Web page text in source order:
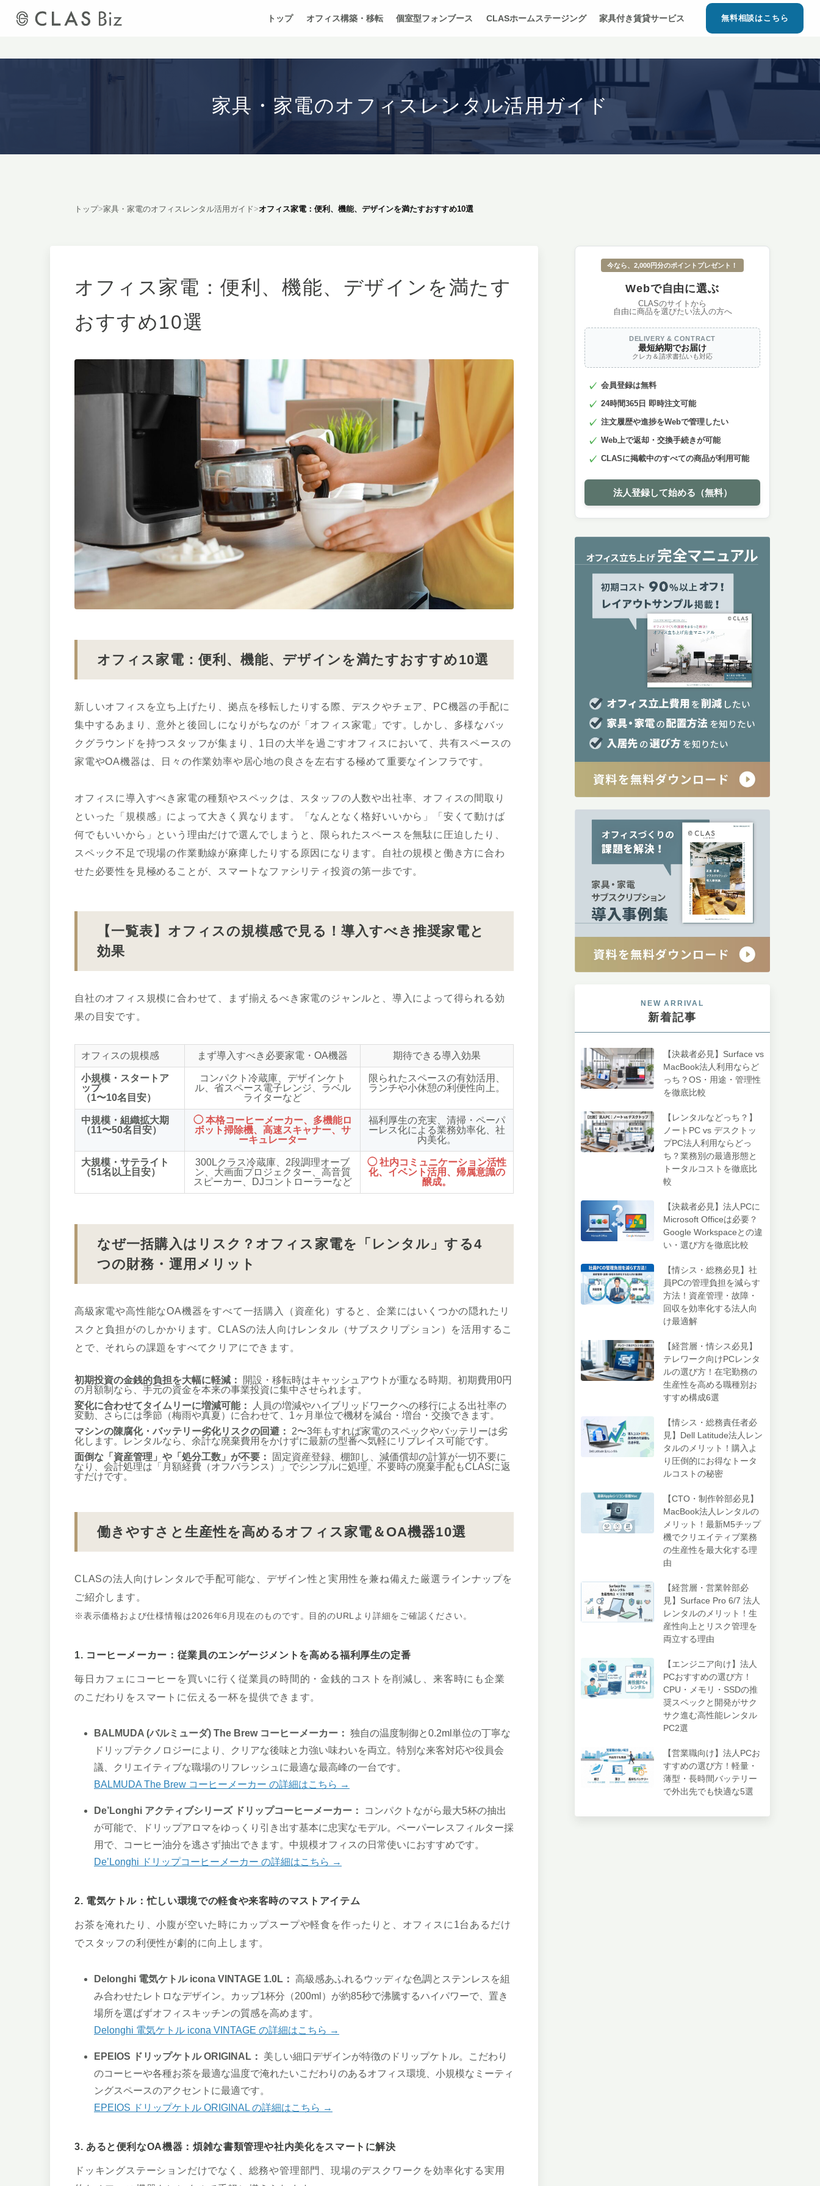
トップ オフィス構築・移転 個室型フォンブース CLASホームステージング 家具付き賃貸サービス 無料相談はこちら
家具・家電のオフィスレンタル活用ガイド
トップ>家具・家電のオフィスレンタル活用ガイド>オフィス家電：便利、機能、デザインを満たすおすすめ10選
オフィス家電：便利、機能、デザインを満たす
おすすめ10選
オフィス家電：便利、機能、デザインを満たすおすすめ10選
新しいオフィスを立ち上げたり、拠点を移転したりする際、デスクやチェア、PC機器の手配に
集中するあまり、意外と後回しになりがちなのが「オフィス家電」です。しかし、多様なバッ
クグラウンドを持つスタッフが集まり、1日の大半を過ごすオフィスにおいて、共有スペースの
家電やOA機器は、日々の作業効率や居心地の良さを左右する極めて重要なインフラです。
オフィスに導入すべき家電の種類やスペックは、スタッフの人数や出社率、オフィスの間取り
といった「規模感」によって大きく異なります。「なんとなく格好いいから」「安くて動けば
何でもいいから」という理由だけで選んでしまうと、限られたスペースを無駄に圧迫したり、
スペック不足で現場の作業動線が麻痺したりする原因になります。自社の規模と働き方に合わ
せた必要性を見極めることが、スマートなファシリティ投資の第一歩です。
【一覧表】オフィスの規模感で見る！導入すべき推奨家電と
効果
自社のオフィス規模に合わせて、まず揃えるべき家電のジャンルと、導入によって得られる効
果の目安です。
オフィスの規模感 まず導入すべき必要家電・OA機器 期待できる導入効果
小規模・スタートア
ップ
（1〜10名目安）
コンパクト冷蔵庫、デザインケト
ル、省スペース電子レンジ、ラベル
ライターなど
限られたスペースの有効活用、
ランチや小休憩の利便性向上。
中規模・組織拡大期
（11〜50名目安）
◯本格コーヒーメーカー、多機能ロ
ボット掃除機、高速スキャナー、サ
ーキュレーター
福利厚生の充実、清掃・ペーパ
ーレス化による業務効率化、社
内美化。
大規模・サテライト
（51名以上目安）
300Lクラス冷蔵庫、2段調理オーブ
ン、大画面プロジェクター、高音質
スピーカー、DJコントローラーなど
◯社内コミュニケーション活性
化、イベント活用、帰属意識の
醸成。
なぜ一括購入はリスク？オフィス家電を「レンタル」する4
つの財務・運用メリット
高級家電や高性能なOA機器をすべて一括購入（資産化）すると、企業にはいくつかの隠れたリ
スクと負担がのしかかります。CLASの法人向けレンタル（サブスクリプション）を活用するこ
とで、それらの課題をすべてクリアにできます。
初期投資の金銭的負担を大幅に軽減：
開設・移転時はキャッシュアウトが重なる時期。初期費用0円
の月額制なら、手元の資金を本来の事業投資に集中させられます。
変化に合わせてタイムリーに増減可能：
人員の増減やハイブリッドワークへの移行による出社率の
変動、さらには季節（梅雨や真夏）に合わせて、1ヶ月単位で機材を減台・増台・交換できます。
マシンの陳腐化・バッテリー劣化リスクの回避：
2〜3年もすれば家電のスペックやバッテリーは劣
化します。レンタルなら、余計な廃棄費用をかけずに最新の型番へ気軽にリプレイス可能です。
面倒な「資産管理」や「処分工数」が不要：
固定資産登録、棚卸し、減価償却の計算が一切不要に
なり、会計処理は「月額経費（オフバランス）」でシンプルに処理。不要時の廃棄手配もCLASに返
すだけです。
働きやすさと生産性を高めるオフィス家電＆OA機器10選
CLASの法人向けレンタルで手配可能な、デザイン性と実用性を兼ね備えた厳選ラインナップを
ご紹介します。
※表示価格および仕様情報は2026年6月現在のものです。目的のURLより詳細をご確認ください。
1. コーヒーメーカー：従業員のエンゲージメントを高める福利厚生の定番
毎日カフェにコーヒーを買いに行く従業員の時間的・金銭的コストを削減し、来客時にも企業
のこだわりをスマートに伝える一杯を提供できます。
BALMUDA (バルミューダ) The Brew コーヒーメーカー： 独自の温度制御と0.2ml単位の丁寧な
ドリップテクノロジーにより、クリアな後味と力強い味わいを両立。特別な来客対応や役員会
議、クリエイティブな職場のリフレッシュに最適な最高峰の一台です。
BALMUDA The Brew コーヒーメーカー の詳細はこちら →
De’Longhi アクティブシリーズ ドリップコーヒーメーカー：
コンパクトながら最大5杯の抽出
が可能で、ドリップアロマをゆっくり引き出す基本に忠実なモデル。ペーパーレスフィルター採
用で、コーヒー油分を逃さず抽出できます。中規模オフィスの日常使いにおすすめです。
De’Longhi ドリップコーヒーメーカー の詳細はこちら →
2. 電気ケトル：忙しい環境での軽食や来客時のマストアイテム
お茶を淹れたり、小腹が空いた時にカップスープや軽食を作ったりと、オフィスに1台あるだけ
でスタッフの利便性が劇的に向上します。
Delonghi 電気ケトル icona VINTAGE 1.0L： 高級感あふれるウッディな色調とステンレスを組
み合わせたレトロなデザイン。カップ1杯分（200ml）が約85秒で沸騰するハイパワーで、置き
場所を選ばずオフィスキッチンの質感を高めます。
Delonghi 電気ケトル icona VINTAGE の詳細はこちら →
EPEIOS ドリップケトル ORIGINAL：
美しい細口デザインが特徴のドリップケトル。こだわり
のコーヒーや各種お茶を最適な温度で淹れたいこだわりのあるオフィス環境、小規模なミーティ
ングスペースのアクセントに最適です。
EPEIOS ドリップケトル ORIGINAL の詳細はこちら →
3. あると便利なOA機器：煩雑な書類管理や社内美化をスマートに解決
ドッキングステーションだけでなく、総務や管理部門、現場のデスクワークを効率化する実用
今なら、2,000円分のポイントプレゼント！
Webで自由に選ぶ
CLASのサイトから
自由に商品を選びたい法人の方へ
DELIVERY & CONTRACT
最短納期でお届け
クレカ＆請求書払いも対応
会員登録は無料
24時間365日 即時注文可能
注文履歴や進捗をWebで管理したい
Web上で返却・交換手続きが可能
CLASに掲載中のすべての商品が利用可能
法人登録して始める（無料）
NEW ARRIVAL
新着記事
【決裁者必見】Surface vs
MacBook法人利用ならど
っち？OS・用途・管理性
を徹底比較
【レンタルなどっち？】
ノートPC vs デスクトッ
プPC法人利用ならどっ
ち？業務別の最適形態と
トータルコストを徹底比
較
【決裁者必見】法人PCに
Microsoft Officeは必要？
Google Workspaceとの違
い・選び方を徹底比較
【情シス・総務必見】社
員PCの管理負担を減らす
方法！資産管理・故障・
回収を効率化する法人向
け最適解
【経営層・情シス必見】
テレワーク向けPCレンタ
ルの選び方！在宅勤務の
生産性を高める職種別お
すすめ構成6選
【情シス・総務責任者必
見】Dell Latitude法人レン
タルのメリット！購入よ
り圧倒的にお得なトータ
ルコストの秘密
【CTO・制作幹部必見】
MacBook法人レンタルの
メリット！最新M5チップ
機でクリエイティブ業務
の生産性を最大化する理
由
【経営層・営業幹部必
見】Surface Pro 6/7 法人
レンタルのメリット！生
産性向上とリスク管理を
両立する理由
【エンジニア向け】法人
PCおすすめの選び方！
CPU・メモリ・SSDの推
奨スペックと開発がサク
サク進む高性能レンタル
PC2選
【営業職向け】法人PCお
すすめの選び方！軽量・
薄型・長時間バッテリー
で外出先でも快適な5選